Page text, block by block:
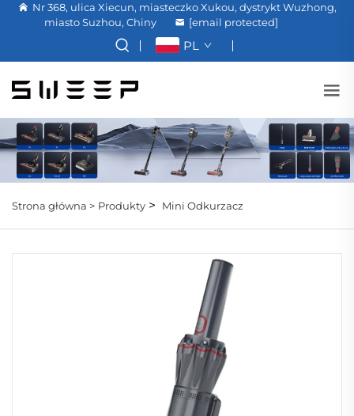
Nr 368, ulica Xiecun, miasteczko Xukou, dystrykt Wuzhong,
miasto Suzhou, Chiny
[email protected]
PL
Strona główna > Produkty > Mini Odkurzacz